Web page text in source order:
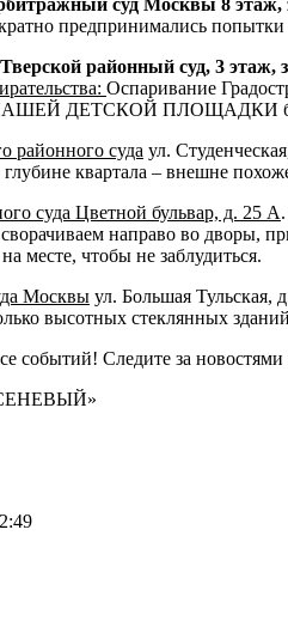
предпринимались попытки
Тверской районный суд,
Оспаривание
НАШЕЙ ДЕТСКОЙ ПЛОЩАДКИ
районного суда ул.
глубине квартала – внешне
суда Цветной бульвар, д. 25 А
направо во дворы,
месте, чтобы не заблудиться.
Москвыул. Большая Тульская,
высотных стеклянных
событий! Следите за